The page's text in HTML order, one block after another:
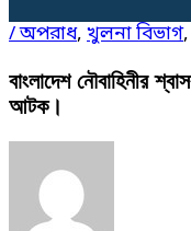
/অপরাধ, খুলনা বিভাগ,
বাংলাদেশ নৌবাহিনীর
আটক।